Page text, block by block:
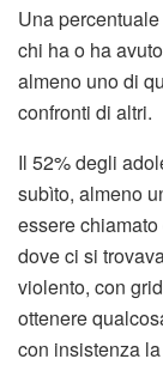
Una
chi ha o ha
almeno uno di
confronti di altri.
Il 52% degli
subìto, almeno
essere
dove ci si
violento, con
ottenere
con insistenza